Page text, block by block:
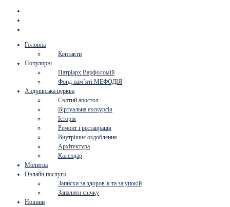
Головна
Контакти
Популярні
Патріарх Варфоломій
Фонд пам’яті МЕФОДІЯ
Андріївська церква
Святий апостол
Віртуальна екскурсія
Історія
Ремонт і реставрація
Внутрішнє оздоблення
Архітектура
Календар
Молитва
Онлайн послуги
Записки за здоров’я та за упокій
Запалити свічку
Новини